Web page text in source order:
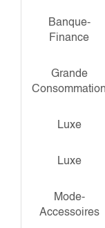
Banque-
Finance
Grande
Luxe
Luxe
Mode-
Accessoires